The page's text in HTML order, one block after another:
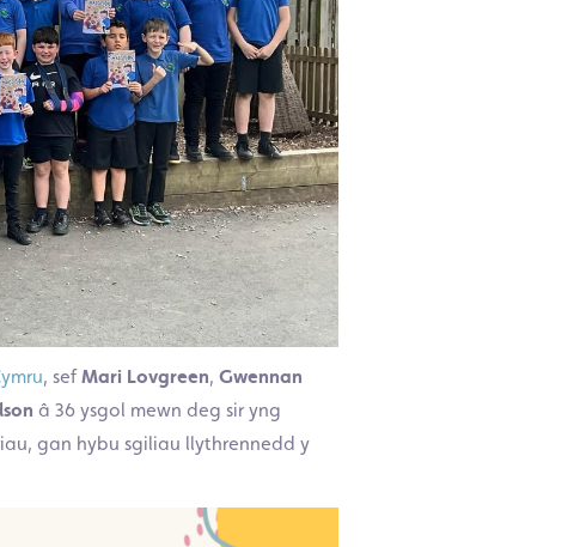
, sefMari Lovgreen, Gwennan
â 36 ysgol mewn deg sir yng
gan hybu sgiliau llythrennedd y